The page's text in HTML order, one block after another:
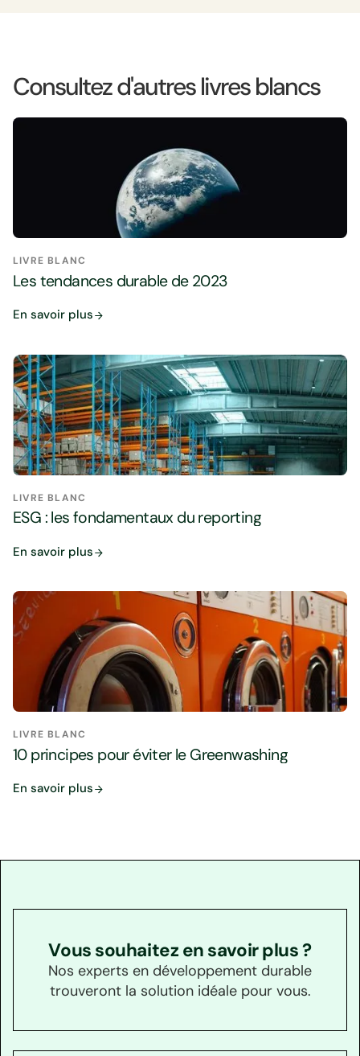
Consultez d'autres livres blancs
LIVRE BLANC
Les tendances durable de 2023
En savoir plus
LIVRE BLANC
ESG : les fondamentaux du reporting
En savoir plus
LIVRE BLANC
10 principes pour éviter le Greenwashing
En savoir plus
Vous souhaitez en savoir plus ?
Nos experts en développement durable
trouveront la solution idéale pour vous.